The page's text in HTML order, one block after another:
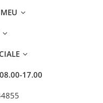
08.00-17.00